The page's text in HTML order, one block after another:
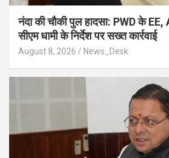
नंदा की चौकी पुल हादसा: PWD के
सीएम धामी के निर्देश पर सख्त कार्रवाई
August 8, 2026 News_Desk